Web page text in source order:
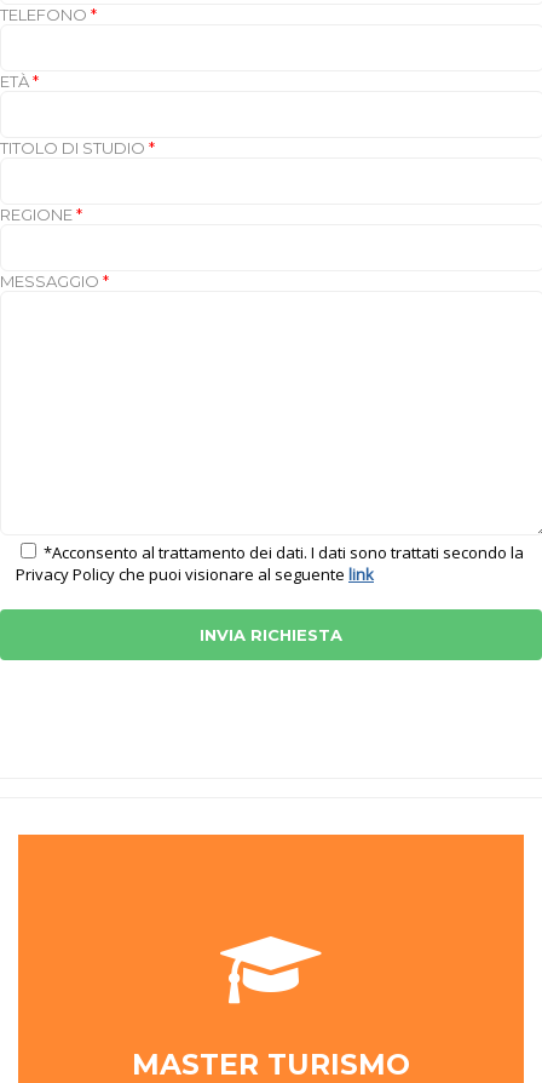
TELEFONO *
ETÀ*
TITOLO DI STUDIO *
REGIONE*
MESSAGGIO *
*Acconsento al trattamento dei dati. I dati sono trattati secondo la
Privacy Policy che puoi visionare al seguente link
MASTER TURISMO